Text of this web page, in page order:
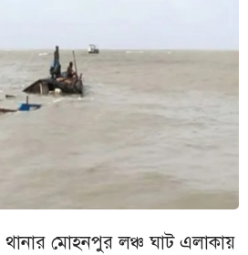
মোহনপুর লঞ্চ ঘাট এলাকায়